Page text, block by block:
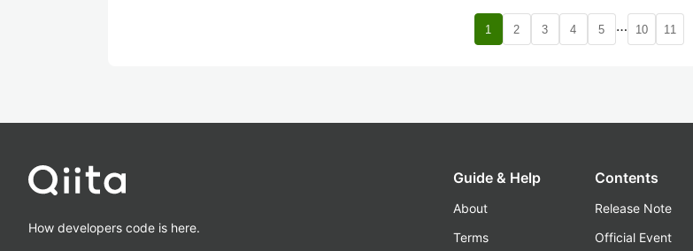
1 2 3 4 5 … 10 11
How developers code is here.
Guide & Help
About
Terms
Contents
Release Note
Official Event